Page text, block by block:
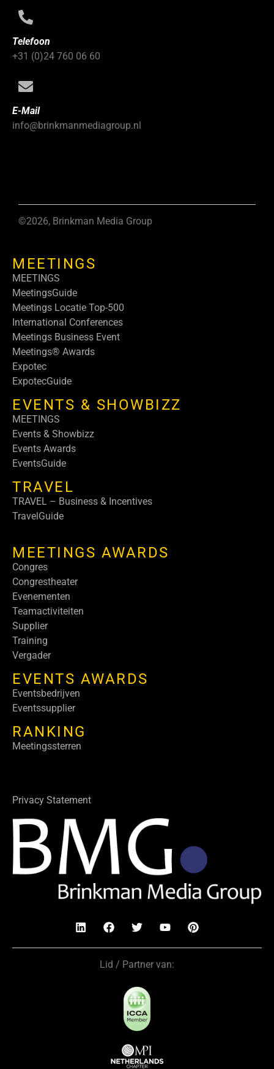
Telefoon
+31 (0)24 760 06 60
E-Mail
info@brinkmanmediagroup.nl
©2026, Brinkman Media Group
MEETINGS
MEETINGS
MeetingsGuide
Meetings Locatie Top-500
International Conferences
Meetings Business Event
Meetings® Awards
Expotec
ExpotecGuide
EVENTS & SHOWBIZZ
MEETINGS
Events & Showbizz
Events Awards
EventsGuide
TRAVEL
TRAVEL – Business & Incentives
TravelGuide
MEETINGS AWARDS
Congres
Congrestheater
Evenementen
Teamactiviteiten
Supplier
Training
Vergader
EVENTS AWARDS
Eventsbedrijven
Eventssupplier
RANKING
Meetingssterren
Privacy Statement
Lid / Partner van: